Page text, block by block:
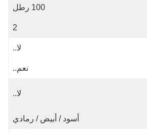
100 رطل
2
لا..
نعم..
لا..
أسود / أبيض / رمادي